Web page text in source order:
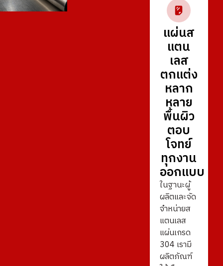
แผ่นส
แตน
เลส
ตกแต่ง
หลาก
หลาย
พื้นผิว
ตอบ
โจทย์
ทุกงาน
ออกแบบ
ในฐานะผู้
ผลิตและจัด
จำหน่ายส
แตนเลส
แผ่นเกรด
304 เรามี
ผลิตภัณฑ์